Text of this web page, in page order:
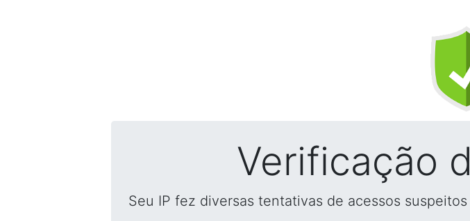
Verificação
Seu IP fez diversas tentativas de acessos